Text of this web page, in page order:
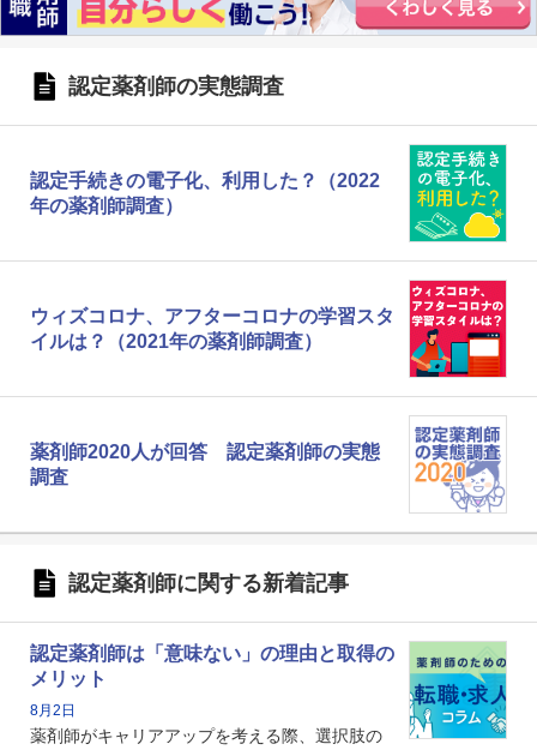
認定薬剤師の実態調査
認定手続きの電子化、利用した？（2022
年の薬剤師調査）
ウィズコロナ、アフターコロナの学習スタ
イルは？（2021年の薬剤師調査）
薬剤師2020人が回答 認定薬剤師の実態
調査
認定薬剤師に関する新着記事
認定薬剤師は「意味ない」の理由と取得の
メリット
8月2日
薬剤師がキャリアアップを考える際、選択肢の